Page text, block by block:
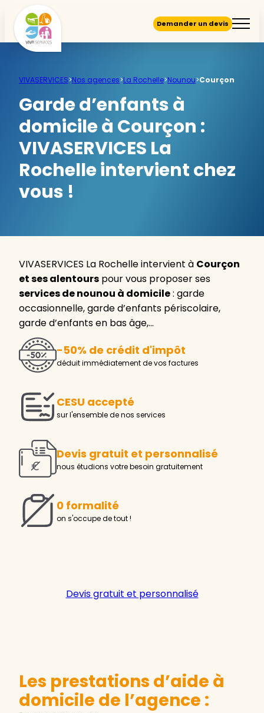
Demander un devis
VIVASERVICES>Nos agences>La Rochelle>Nounou>Courçon
Garde d’enfants à
domicile à Courçon :
VIVASERVICES La
Rochelle intervient chez
vous !
VIVASERVICES La Rochelle intervient à Courçon
et ses alentours pour vous proposer ses
services de nounou à domicile: garde
occasionnelle, garde d’enfants périscolaire,
garde d’enfants en bas âge,…
-50% de crédit d'impôt
déduit immédiatement de vos factures
CESU accepté
sur l'ensemble de nos services
Devis gratuit et personnalisé
nous étudions votre besoin gratuitement
0 formalité
on s'occupe de tout !
Devis gratuit et personnalisé
Les prestations d’aide à
domicile de l’agence :